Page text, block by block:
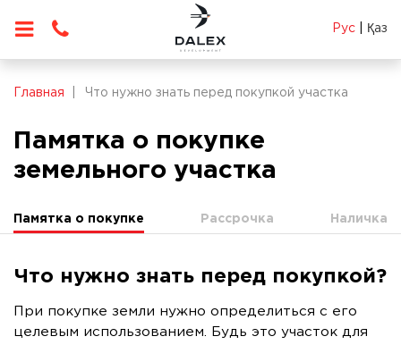
Рус Қаз
Главная Что нужно знать перед покупкой участка
Памятка о покупке
земельного участка
Памятка о покупке Рассрочка Наличка
Что нужно знать перед покупкой?
При покупке земли нужно определиться с его
целевым использованием. Будь это участок для